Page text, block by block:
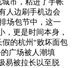
市，粘进了手帐
人边刷手机边会
场包节中，这一
更是时间本身，
的杭州“败坏面包
广场被人潮填
易被拉长以至脱